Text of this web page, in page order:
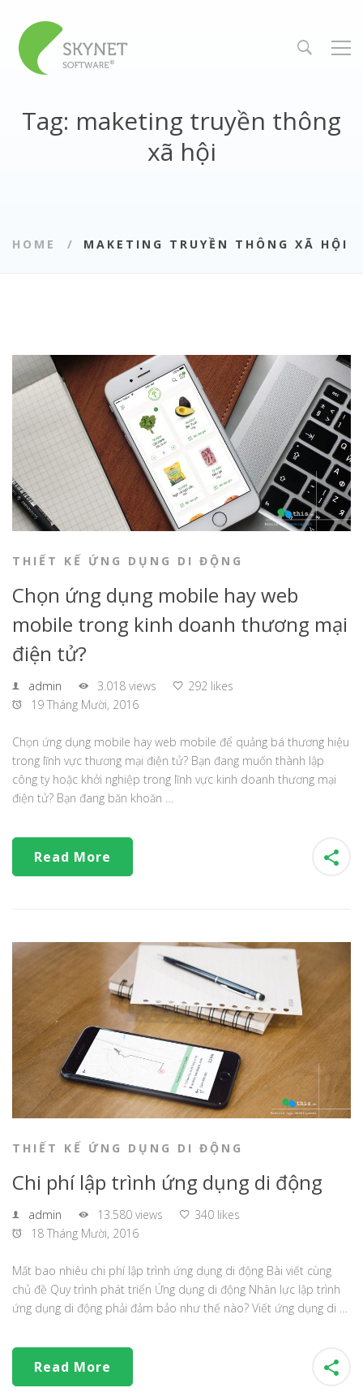
Tag: maketing truyền thông
xã hội
HOME MAKETING TRUYỀN THÔNG XÃ HỘI
THIẾT KẾ ỨNG DỤNG DI ĐỘNG
Chọn ứng dụng mobile hay web
mobile trong kinh doanh thương mại
điện tử?
admin 3.018 views
292 likes
19 Tháng Mười, 2016
Chọn ứng dụng mobile hay web mobile để quảng bá thương hiệu
trong lĩnh vực thương mại điện tử? Bạn đang muốn thành lập
công ty hoặc khởi nghiệp trong lĩnh vực kinh doanh thương mại
điện tử? Bạn đang băn khoăn …
Read More
THIẾT KẾ ỨNG DỤNG DI ĐỘNG
Chi phí lập trình ứng dụng di động
admin 13.580 views
340 likes
18 Tháng Mười, 2016
Mất bao nhiêu chi phí lập trình ứng dụng di động Bài viết cùng
chủ đề Quy trình phát triển Ứng dụng di động Nhân lực lập trình
ứng dụng di động phải đảm bảo như thế nào? Viết ứng dụng di …
Read More